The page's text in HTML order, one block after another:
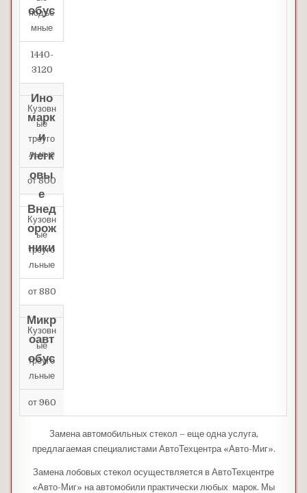
обус
подъе
мные
1440-
3120
Ино
марк
и
легк
овы
е
Кузовн
ые
треуго
льные
от 800
Внед
орож
ники
Кузовн
ые
треуго
льные
от 880
Микр
оавт
обус
Кузовн
ые
треуго
льные
от 960
Замена автомобильных стекол – еще одна услуга,
предлагаемая специалистами АвтоТехцентра «Авто-Миг».
Замена лобовых стекол осуществляется в АвтоТехцентре
«Авто-Миг» на автомобили практически любых марок. Мы